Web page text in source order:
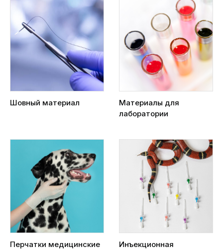
Шовный материал
Материалы для
лаборатории
Перчатки медицинские
Инъекционная